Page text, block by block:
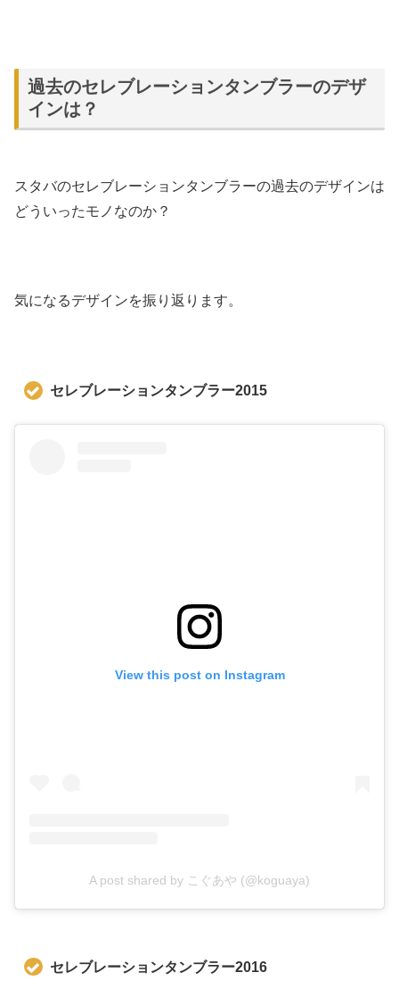
過去のセレブレーションタンブラーのデザ
インは？
スタバのセレブレーションタンブラーの過去のデザインは
どういったモノなのか？
気になるデザインを振り返ります。
セレブレーションタンブラー2015
View this post on Instagram
A post shared by こぐあや (@koguaya)
セレブレーションタンブラー2016